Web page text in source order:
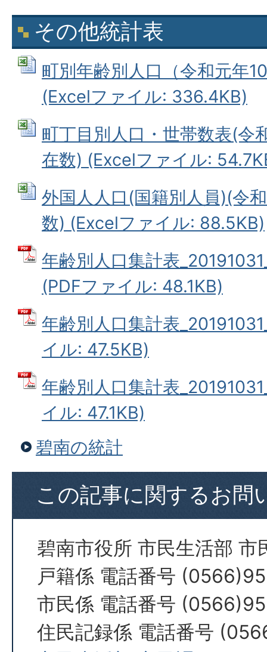
その他統計表
町別年齢別人口（令和元年
(Excelファイル: 336.4KB)
町丁目別人口・世帯数表(令
在数) (Excelファイル:
外国人人口(国籍別人員)(令
数) (Excelファイル: 88.5KB)
年齢別人口集計表
(PDFファイル: 48.1KB)
年齢別人口集計表
イル: 47.5KB)
年齢別人口集計表
イル: 47.1KB)
碧南の統計
この記事に関するお問
碧南市役所 市民生活部 市
戸籍係 電話番号
市民係 電話番号
住民記録係 電話番号